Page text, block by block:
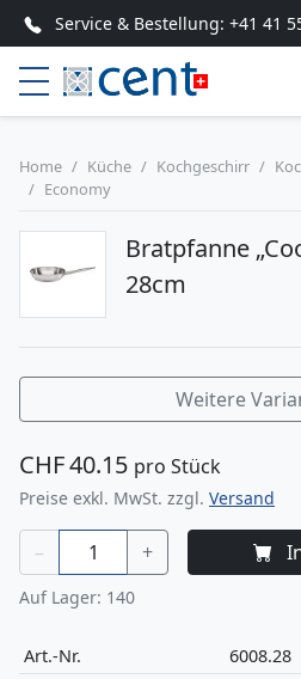
Service & Bestellung: +41 41
Top Service & schnelle Lieferung
Home Küche Kochgeschirr
Economy
Bratpfanne
28cm
Weitere
CHF40.15 pro Stück
Preise exkl. MwSt. zzgl. Versand
– +
Auf Lager: 140
Art.-Nr.
6008.28